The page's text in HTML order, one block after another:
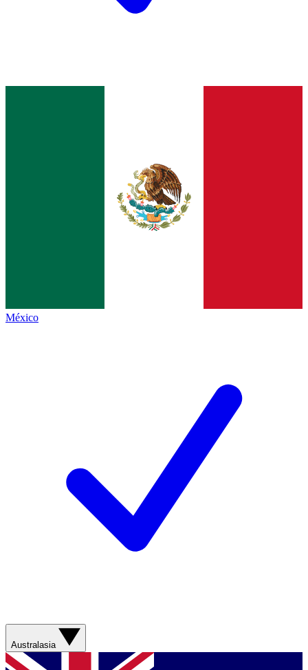
México
Australasia